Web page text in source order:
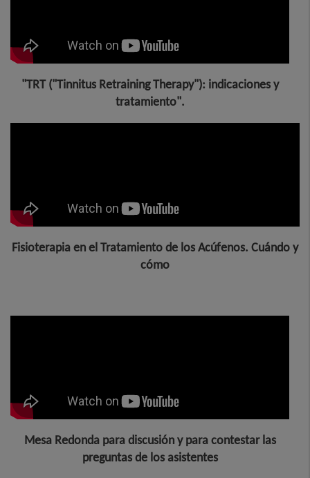
"TRT ("Tinnitus Retraining Therapy"): indicaciones y
tratamiento".
Fisioterapia en el Tratamiento de los Acúfenos. Cuándo y
cómo
Mesa Redonda para discusión y para contestar las
preguntas de los asistentes